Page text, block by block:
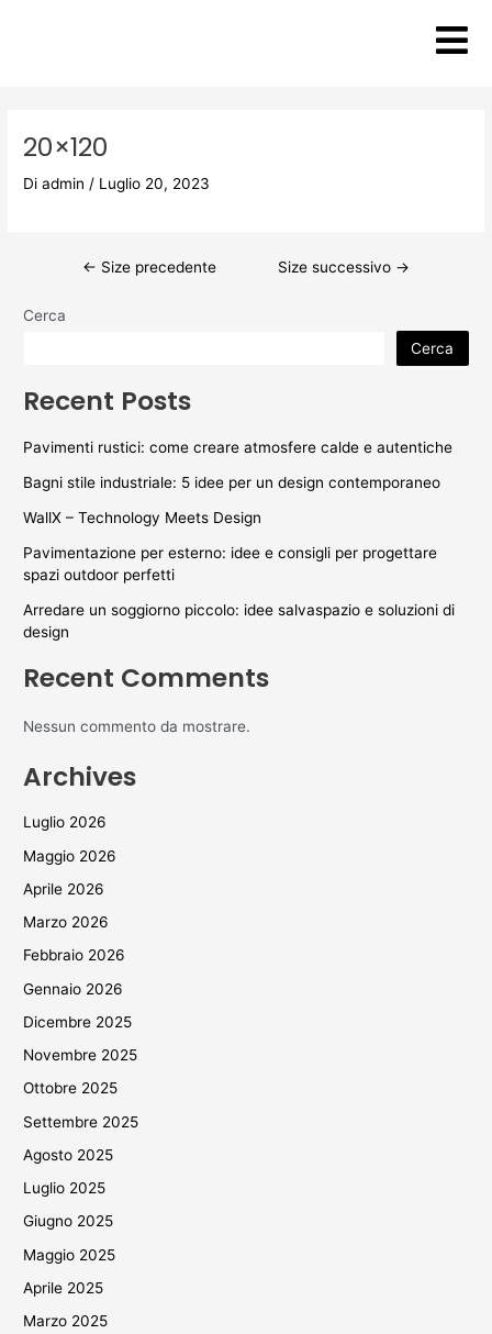
20×120
Diadmin / Luglio 20, 2023
← Size precedente Size successivo →
Cerca
Cerca
Recent Posts
Pavimenti rustici: come creare atmosfere calde e autentiche
Bagni stile industriale: 5 idee per un design contemporaneo
WallX – Technology Meets Design
Pavimentazione per esterno: idee e consigli per progettare
spazi outdoor perfetti
Arredare un soggiorno piccolo: idee salvaspazio e soluzioni di
design
Recent Comments
Nessun commento da mostrare.
Archives
Luglio 2026
Maggio 2026
Aprile 2026
Marzo 2026
Febbraio 2026
Gennaio 2026
Dicembre 2025
Novembre 2025
Ottobre 2025
Settembre 2025
Agosto 2025
Luglio 2025
Giugno 2025
Maggio 2025
Aprile 2025
Marzo 2025